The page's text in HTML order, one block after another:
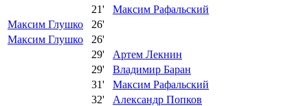
21'
Максим Рафальский
Максим Глушко
26'
Максим Глушко
26'
29'
Артем Лекнин
29'
Владимир Баран
31'
Максим Рафальский
32'
Александр Попков